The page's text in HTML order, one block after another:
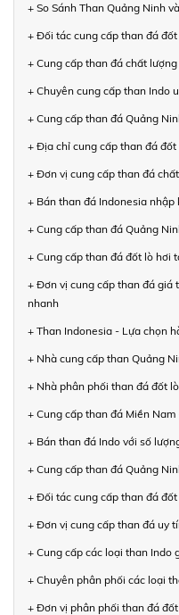
+ So Sánh Than Quảng Ninh
+ Đối tác cung cấp than đá
+ Cung cấp than đá chất
+ Chuyên cung cấp than Indo
+ Cung cấp than đá Quảng
+ Địa chỉ cung cấp than đá
+ Đơn vị cung cấp than đá
+ Bán than đá Indonesia
+ Cung cấp than đá Quảng
+ Cung cấp than đá đốt lò hơi
+ Đơn vị cung cấp than đá giá
nhanh
+ Than Indonesia - Lựa chọn
+ Nhà cung cấp than Quảng
+ Nhà phân phối than đá đốt
+ Cung cấp than đá Miền
+ Bán than đá Indo với số
+ Cung cấp than đá Quảng
+ Đối tác cung cấp than đá
+ Đơn vị cung cấp than đá uy
+ Cung cấp các loại than Indo
+ Chuyên phân phối các loại
+ Đơn vị phân phối than đá